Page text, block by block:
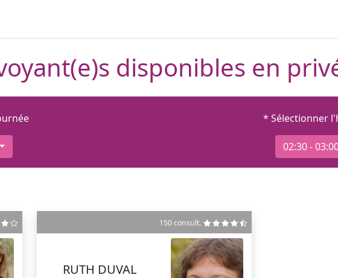
disponibles en
* Sélectionner
02:30 -
150 consult.
RUTH DUVAL